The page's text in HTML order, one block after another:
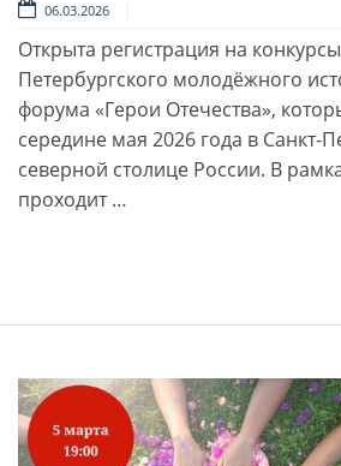
06.03.2026
Открыта регистрация на
Петербургского молодёжного
форума «Герои Отечества»,
середине мая 2026 года в Санкт-
северной столице России. В
проходит …